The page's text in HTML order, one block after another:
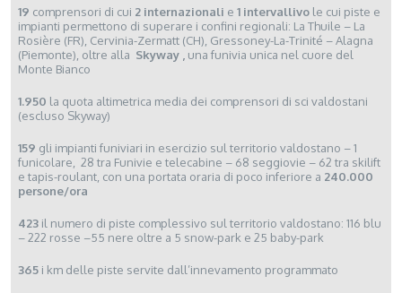
19 comprensori di cui 2 internazionali e 1 intervallivo le cui piste e
impianti permettono di superare i confini regionali: La Thuile – La
Rosière (FR), Cervinia-Zermatt (CH), Gressoney-La-Trinité – Alagna
(Piemonte), oltre alla Skyway ,
una funivia unica nel cuore del
Monte Bianco
1.950 la quota altimetrica media dei comprensori di sci valdostani
(escluso Skyway)
159 gli impianti funiviari in esercizio sul territorio valdostano – 1
funicolare, 28 tra Funivie e telecabine – 68 seggiovie – 62 tra skilift
e tapis-roulant, con una portata oraria di poco inferiore a 240.000
persone/ora
423 il numero di piste complessivo sul territorio valdostano: 116 blu
– 222 rosse –55 nere oltre a 5 snow-park e 25 baby-park
365 i km delle piste servite dall’innevamento programmato